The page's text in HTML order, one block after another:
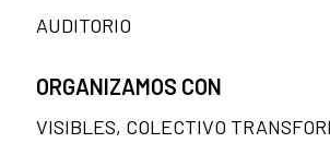
AUDITORIO
ORGANIZAMOS CON
VISIBLES, COLECTIVO